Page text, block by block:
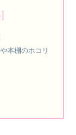
本棚のホコリ